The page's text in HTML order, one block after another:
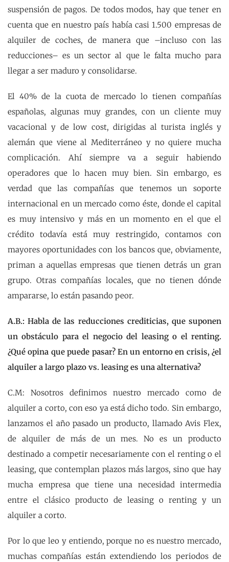
suspensión de pagos. De todos modos, hay que tener en
cuenta que en nuestro país había casi 1.500 empresas de
alquiler de coches, de manera que –incluso con las
reducciones– es un sector al que le falta mucho para
llegar a ser maduro y consolidarse.
El 40% de la cuota de mercado lo tienen compañías
españolas, algunas muy grandes, con un cliente muy
vacacional y de low cost, dirigidas al turista inglés y
alemán que viene al Mediterráneo y no quiere mucha
complicación. Ahí siempre va a seguir habiendo
operadores que lo hacen muy bien. Sin embargo, es
verdad que las compañías que tenemos un soporte
internacional en un mercado como éste, donde el capital
es muy intensivo y más en un momento en el que el
crédito todavía está muy restringido, contamos con
mayores oportunidades con los bancos que, obviamente,
priman a aquellas empresas que tienen detrás un gran
grupo. Otras compañías locales, que no tienen dónde
ampararse, lo están pasando peor.
A.B.: Habla de las reducciones crediticias, que suponen
un obstáculo para el negocio del leasing o el renting.
¿Qué opina que puede pasar? En un entorno en crisis, ¿el
alquiler a largo plazo vs. leasing es una alternativa?
C.M: Nosotros definimos nuestro mercado como de
alquiler a corto, con eso ya está dicho todo. Sin embargo,
lanzamos el año pasado un producto, llamado Avis Flex,
de alquiler de más de un mes. No es un producto
destinado a competir necesariamente con el renting o el
leasing, que contemplan plazos más largos, sino que hay
mucha empresa que tiene una necesidad intermedia
entre el clásico producto de leasing o renting y un
alquiler a corto.
Por lo que leo y entiendo, porque no es nuestro mercado,
muchas compañías están extendiendo los periodos de